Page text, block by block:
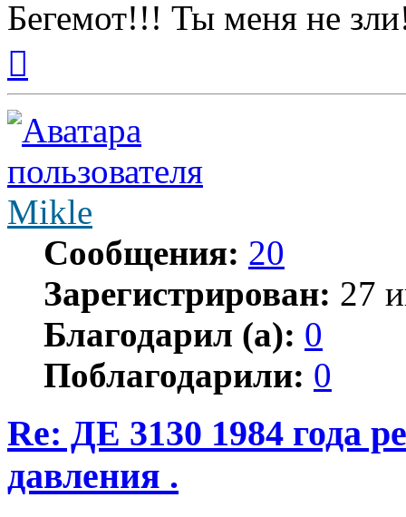
Бегемот!!! Ты меня не
началу
Mikle
Сообщения: 20
Зарегистрирован: 27
Благодарил (а): 0
Поблагодарили: 0
Re: ДЕ 3130 1984 года
давления .